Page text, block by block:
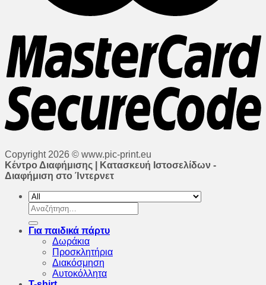
Copyright 2026 © www.pic-print.eu
Κέντρο Διαφήμισης | Κατασκευή Ιστοσελίδων -
Διαφήμιση στο Ίντερνετ
Αναζήτηση
για:
Για παιδικά πάρτυ
Δωράκια
Προσκλητήρια
Διακόσμηση
Αυτοκόλλητα